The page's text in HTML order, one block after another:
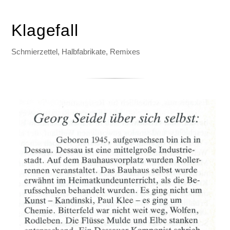
Klagefall
Schmierzettel, Halbfabrikate, Remixes